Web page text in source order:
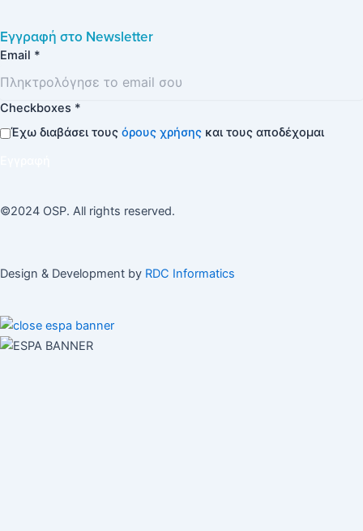
Εγγραφή στο Newsletter
Email *
Checkboxes *
Έχω διαβάσει τους όρους χρήσης και τους αποδέχομαι
©2024 OSP. All rights reserved.
Design & Development by RDC Informatics